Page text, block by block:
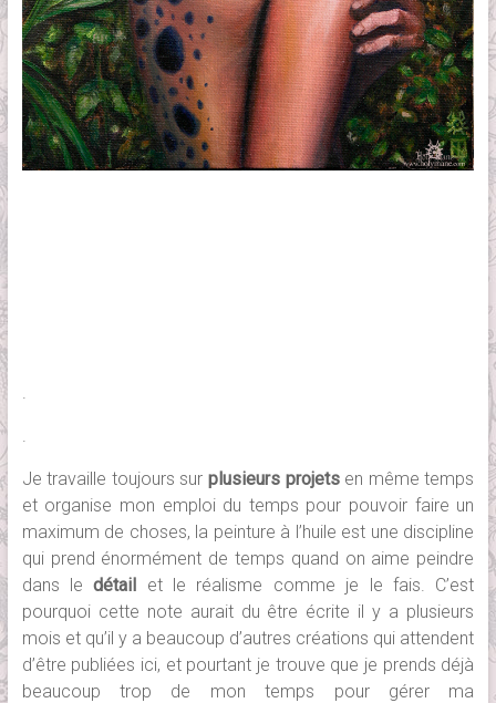
Je travaille toujours sur plusieurs projetsen même temps
et organise mon emploi du temps pour pouvoir faire un
maximum de choses, la peinture à l’huile est une discipline
qui prend énormément de temps quand on aime peindre
dans ledétail et le réalisme comme je le fais. C’est
pourquoi cette note aurait du être écrite il y a plusieurs
mois et qu’il y a beaucoup d’autres créations qui attendent
d’être publiées ici, et pourtant je trouve que je prends déjà
beaucoup trop de mon temps pour gérer ma